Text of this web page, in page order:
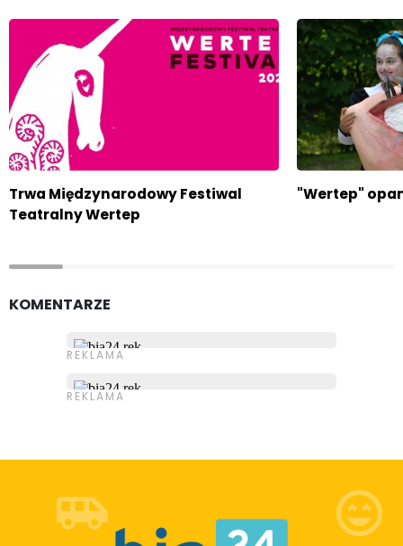
Trwa Międzynarodowy Festiwal
Teatralny Wertep
"Wertep"
KOMENTARZE